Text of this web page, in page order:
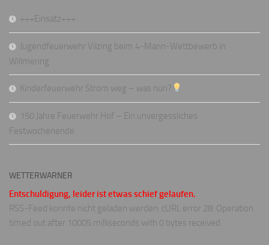
+++Einsatz+++
Jugendfeuerwehr Vilzing beim 4-Mann-Wettbewerb in
Willmering
Kinderfeuerwehr Strom weg – was nun?
150 Jahre Feuerwehr Hof – Ein unvergessliches
Festwochenende
WETTERWARNER
Entschuldigung, leider ist etwas schief gelaufen.
RSS-Feed konnte nicht geladen werden: cURL error 28: Operation
timed out after 10005 milliseconds with 0 bytes received